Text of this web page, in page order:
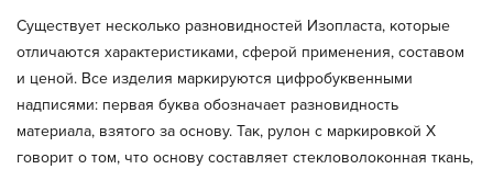
Существует несколько разновидностей Изопласта, которые
отличаются характеристиками, сферой применения, составом
и ценой. Все изделия маркируются цифробуквенными
надписями: первая буква обозначает разновидность
материала, взятого за основу. Так, рулон с маркировкой Х
говорит о том, что основу составляет стекловолоконная ткань,